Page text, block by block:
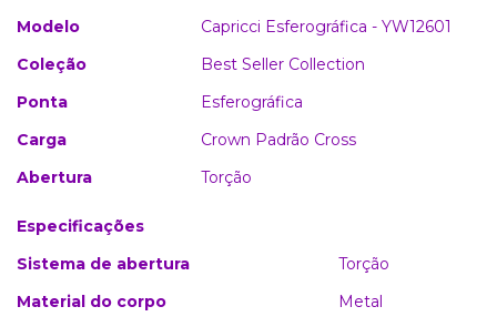
Modelo
Capricci Esferográfica - YW12601
Coleção
Best Seller Collection
Ponta
Esferográfica
Carga
Crown Padrão Cross
Abertura
Torção
Especificações
Sistema de abertura
Torção
Material do corpo
Metal